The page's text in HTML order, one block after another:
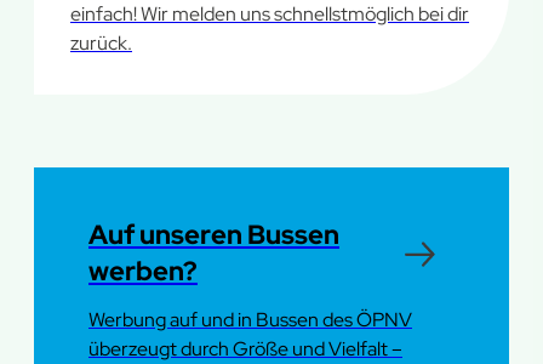
einfach! Wir melden uns schnellstmöglich bei dir
zurück.
Auf unseren Bussen
werben?
Werbung auf und in Bussen des ÖPNV
überzeugt durch Größe und Vielfalt –